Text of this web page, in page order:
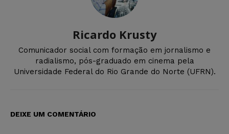
Ricardo Krusty
Comunicador social com formação em jornalismo e
radialismo, pós-graduado em cinema pela
Universidade Federal do Rio Grande do Norte (UFRN).
DEIXE UM COMENTÁRIO